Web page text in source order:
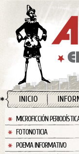
INICIO
MICROFICCIÓN
FOTONOTICIA
POEMA INFORMATIVO